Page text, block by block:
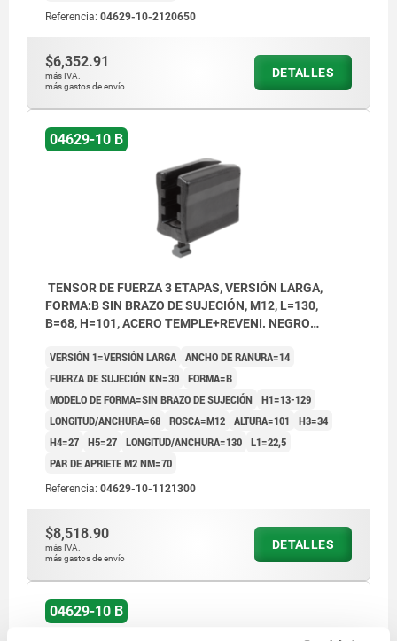
Referencia: 04629-10-2120650
$6,352.91
más IVA.
más gastos de envío
DETALLES
04629-10 B
TENSOR DE FUERZA 3 ETAPAS, VERSIÓN LARGA,
FORMA:B SIN BRAZO DE SUJECIÓN, M12, L=130,
B=68, H=101, ACERO TEMPLE+REVENI. NEGRO
VERSIÓN 1=VERSIÓN LARGA ANCHO DE RANURA=14
FUERZA DE SUJECIÓN KN=30 FORMA=B
MODELO DE FORMA=SIN BRAZO DE SUJECIÓN H1=13-129
LONGITUD/ANCHURA=68 ROSCA=M12 ALTURA=101
H3=34
H4=27 H5=27 LONGITUD/ANCHURA=130 L1=22,5
PAR DE APRIETE M2 NM=70
Referencia: 04629-10-1121300
$8,518.90
más IVA.
más gastos de envío
DETALLES
04629-10 B